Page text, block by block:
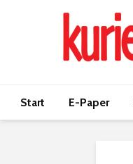
Start E-Paper